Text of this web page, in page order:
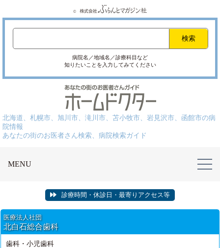
病院名／地域名／診療科目など
知りたいことを入力してみてください
北海道、札幌市、旭川市、滝川市、苫小牧市、岩見沢市、函館市の病
院情報
あなたの街のお医者さん検索、病院検索ガイド
MENU
診療時間・休診日・最寄りアクセス等
医療法人社団
北白石総合歯科
歯科・小児歯科